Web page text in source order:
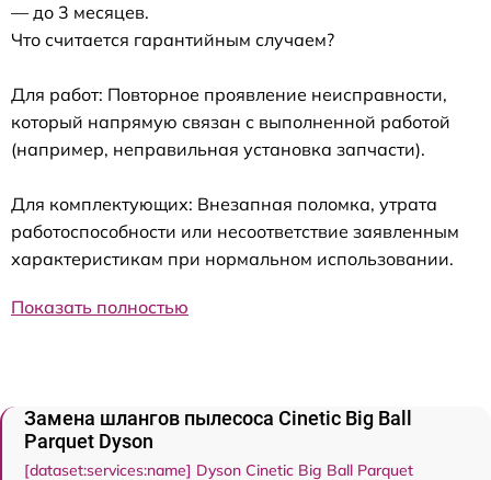
— до 3 месяцев.
Что считается гарантийным случаем?
Для работ: Повторное проявление неисправности,
который напрямую связан с выполненной работой
(например, неправильная установка запчасти).
Для комплектующих: Внезапная поломка, утрата
работоспособности или несоответствие заявленным
характеристикам при нормальном использовании.
Показать полностью
Замена шлангов пылесоса Cinetic Big Ball
Parquet Dyson
[dataset:services:name] Dyson Cinetic Big Ball Parquet